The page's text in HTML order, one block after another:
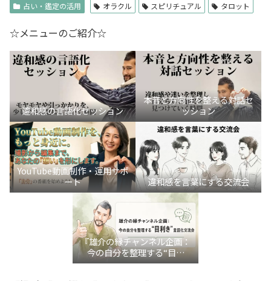
占い・鑑定の活用 オラクル スピリチュアル タロット
☆メニューのご紹介☆
違和感の言語化セッション
本音と方向性を整える対話セ
ッション
YouTube動画制作・運用サポ
ート
違和感を言葉にする交流会
『雄介の縁チャンネル企画：
今の自分を整理する“目利
き”言語化交流会』